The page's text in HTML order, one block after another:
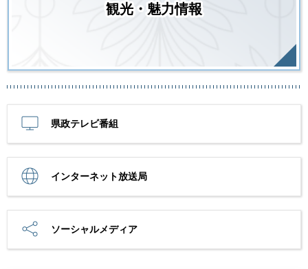
観光・魅力情報
県政テレビ番組
インターネット放送局
ソーシャルメディア